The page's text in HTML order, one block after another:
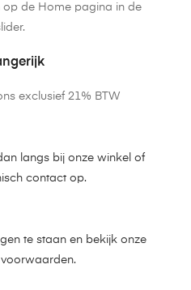
op de Home pagina in de
exclusief 21% BTW
langs bij onze winkel of
contact op.
te staan en bekijk onze